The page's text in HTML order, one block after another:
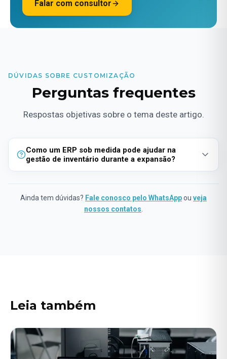
Falar com consultor
DÚVIDAS SOBRE CUSTOMIZAÇÃO
Perguntas frequentes
Respostas objetivas sobre o tema deste artigo.
Como um ERP sob medida pode ajudar na
gestão de inventário durante a expansão?
garantindo precisão nos dados. Isso minimiza erros e
perdas, melhorando a eficiência operacional, essencial
Ainda tem dúvidas? Fale conosco pelo WhatsAppou veja
nossos contatos.
Leia também